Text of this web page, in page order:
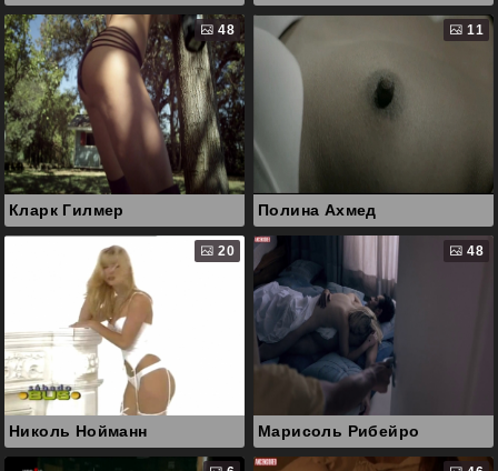
48
Кларк Гилмер
11
Полина Ахмед
20
Николь Нойманн
48
Марисоль Рибейро